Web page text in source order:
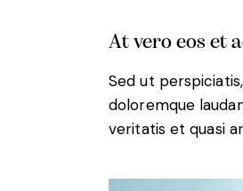
At vero eos et
Sed ut
doloremque
veritatis et quasi